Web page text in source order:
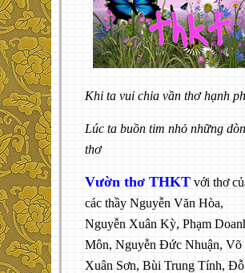
Khi ta vui chia vần thơ hạnh
Lúc ta buồn tim nhỏ những
thơ
Vườn thơ THKT với thơ
các thầy Nguyễn Văn Hòa,
Nguyễn Xuân Kỳ, Phạm
Môn, Nguyễn Đức Nhuận, Võ
Xuân Sơn, Bùi Trung Tính, Đỗ